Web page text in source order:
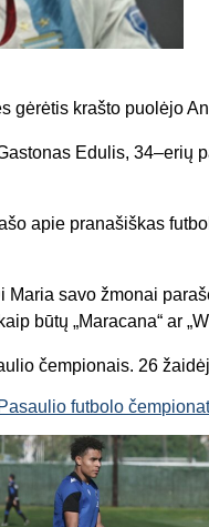
gėrėtis krašto puolėjo
Edulis, 34–erių
apie pranašiškas
savo žmonai
būtų „Maracana“ ar
čempionais. 26
futbolo